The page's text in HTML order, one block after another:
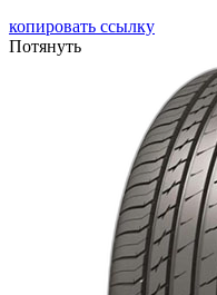
копировать ссылку
Потянуть